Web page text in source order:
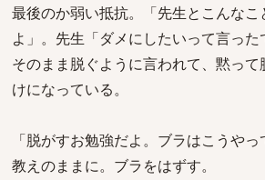
最後のか弱い抵抗。「先生とこんなこ
よ」。先生「ダメにしたいって言った
そのまま脱ぐように言われて、黙っ
けになっている。
「脱がすお勉強だよ。ブラはこうや
教えのままに。ブラをはずす。